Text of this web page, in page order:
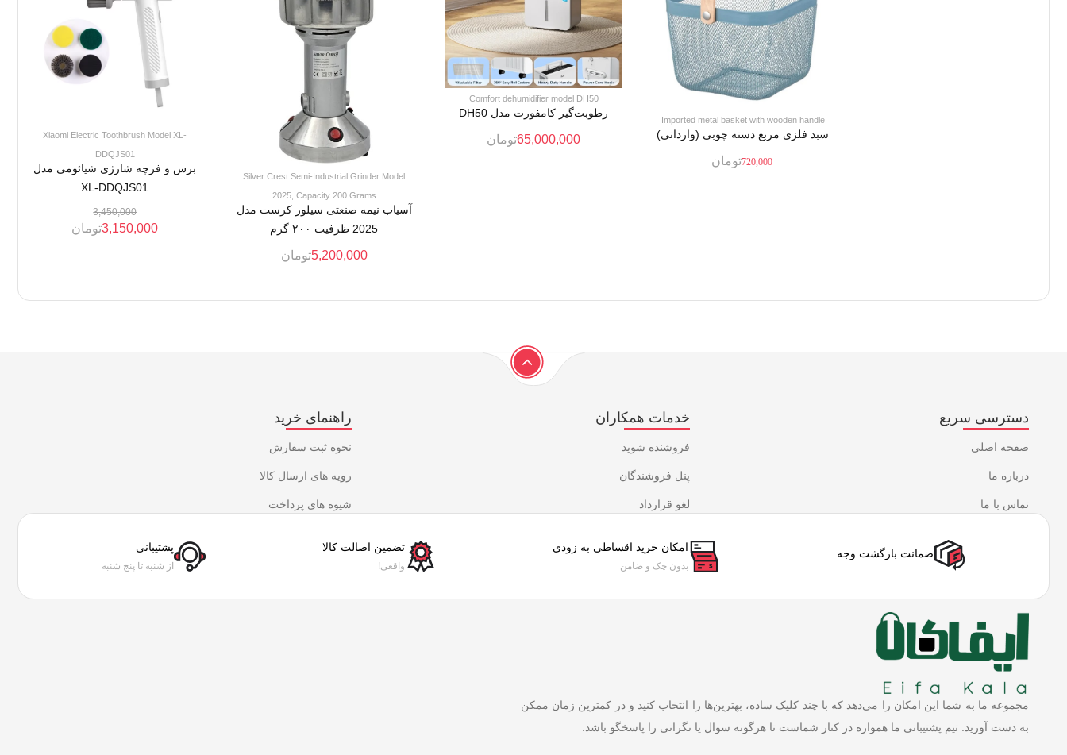
Imported metal basket with wooden handle
سبد فلزی مربع دسته چوبی (وارداتی)
720,000 تومان
Comfort dehumidifier model DH50
رطوبت‌گیر کامفورت مدل DH50
65,000,000تومان
Silver Crest Semi-Industrial Grinder Model
2025, Capacity 200 Grams
آسیاب نیمه صنعتی سیلور کرست مدل
2025 ظرفیت ۲۰۰ گرم
5,200,000تومان
Xiaomi Electric Toothbrush Model XL-
DDQJS01
برس و فرچه شارژی شیائومی مدل
XL-DDQJS01
3,450,000
3,150,000تومان
دسترسی سریع
صفحه اصلی
درباره ما
تماس با ما
خدمات همکاران
فروشنده شوید
پنل فروشندگان
لغو قرارداد
راهنمای خرید
نحوه ثبت سفارش
رویه های ارسال کالا
شیوه های پرداخت
ضمانت بازگشت وجه امکان خرید اقساطی به زودی
بدون چک و ضامن
تضمین اصالت کالا
واقعی!
پشتیبانی
از شنبه تا پنج شنبه
مجموعه ما به شما این امکان را می‌دهد که با چند کلیک ساده، بهترین‌ها را انتخاب کنید و در کمترین زمان ممکن
به دست آورید. تیم پشتیبانی ما همواره در کنار شماست تا هرگونه سوال یا نگرانی را پاسخگو باشد.